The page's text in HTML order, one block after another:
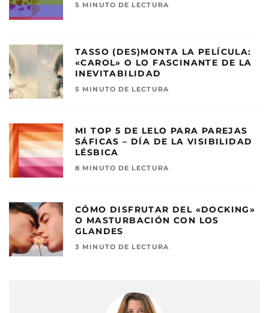
5 MINUTO DE LECTURA
TASSO (DES)MONTA LA PELÍCULA:
«CAROL» O LO FASCINANTE DE LA
INEVITABILIDAD
5 MINUTO DE LECTURA
MI TOP 5 DE LELO PARA PAREJAS
SÁFICAS – DÍA DE LA VISIBILIDAD
LÉSBICA
8 MINUTO DE LECTURA
CÓMO DISFRUTAR DEL «DOCKING»
O MASTURBACIÓN CON LOS
GLANDES
3 MINUTO DE LECTURA